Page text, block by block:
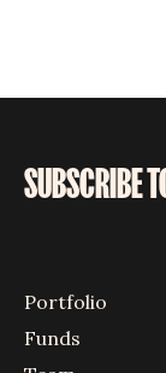
SUBSCRIBE
Portfolio
Funds